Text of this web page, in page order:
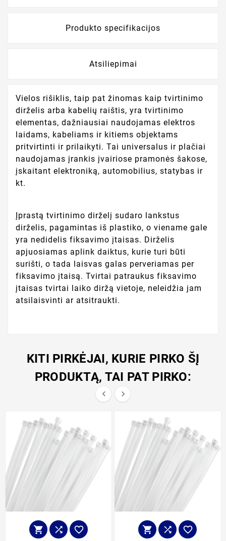
Produkto specifikacijos
Atsiliepimai
Vielos rišiklis, taip pat žinomas kaip tvirtinimo
dirželis arba kabelių raištis, yra tvirtinimo
elementas, dažniausiai naudojamas elektros
laidams, kabeliams ir kitiems objektams
pritvirtinti ir prilaikyti. Tai universalus ir plačiai
naudojamas įrankis įvairiose pramonės šakose,
įskaitant elektroniką, automobilius, statybas ir
kt.
Įprastą tvirtinimo dirželį sudaro lankstus
dirželis, pagamintas iš plastiko, o viename gale
yra nedidelis fiksavimo įtaisas. Dirželis
apjuosiamas aplink daiktus, kurie turi būti
surišti, o tada laisvas galas perveriamas per
fiksavimo įtaisą. Tvirtai patraukus fiksavimo
įtaisas tvirtai laiko diržą vietoje, neleidžia jam
atsilaisvinti ar atsitraukti.
KITI PIRKĖJAI, KURIE PIRKO ŠĮ
PRODUKTĄ, TAI PAT PIRKO:
 
     